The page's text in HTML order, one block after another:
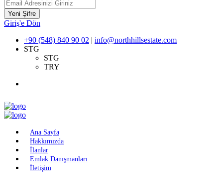
Yeni Şifre
Giriş'e Dön
+90 (548) 840 90 02 | info@northhillsestate.com
STG
STG
TRY
Ana Sayfa
Hakkımızda
İlanlar
Emlak Danışmanları
İletişim